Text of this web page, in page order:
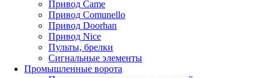
Привод Came
Привод Comunello
Привод Doorhan
Привод Nice
Пульты, брелки
Сигнальные элементы
Промышленные ворота